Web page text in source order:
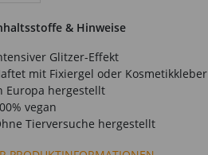
& Hinweise
Glitzer-Effekt
mit Fixiergel oder Kosmetikkleber
Europa hergestellt
vegan
Tierversuche hergestellt